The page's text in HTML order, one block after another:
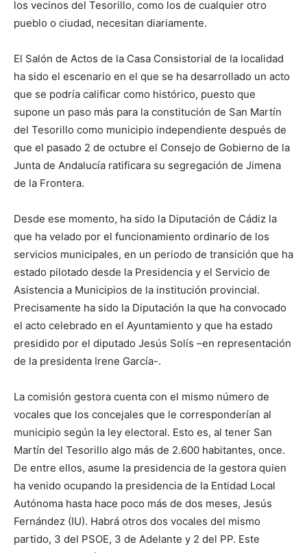
los vecinos del Tesorillo, como los de cualquier otro
pueblo o ciudad, necesitan diariamente.
El Salón de Actos de la Casa Consistorial de la localidad
ha sido el escenario en el que se ha desarrollado un acto
que se podría calificar como histórico, puesto que
supone un paso más para la constitución de San Martín
del Tesorillo como municipio independiente después de
que el pasado 2 de octubre el Consejo de Gobierno de la
Junta de Andalucía ratificara su segregación de Jimena
de la Frontera.
Desde ese momento, ha sido la Diputación de Cádiz la
que ha velado por el funcionamiento ordinario de los
servicios municipales, en un periodo de transición que ha
estado pilotado desde la Presidencia y el Servicio de
Asistencia a Municipios de la institución provincial.
Precisamente ha sido la Diputación la que ha convocado
el acto celebrado en el Ayuntamiento y que ha estado
presidido por el diputado Jesús Solís –en representación
de la presidenta Irene García-.
La comisión gestora cuenta con el mismo número de
vocales que los concejales que le corresponderían al
municipio según la ley electoral. Esto es, al tener San
Martín del Tesorillo algo más de 2.600 habitantes, once.
De entre ellos, asume la presidencia de la gestora quien
ha venido ocupando la presidencia de la Entidad Local
Autónoma hasta hace poco más de dos meses, Jesús
Fernández (IU). Habrá otros dos vocales del mismo
partido, 3 del PSOE, 3 de Adelante y 2 del PP. Este